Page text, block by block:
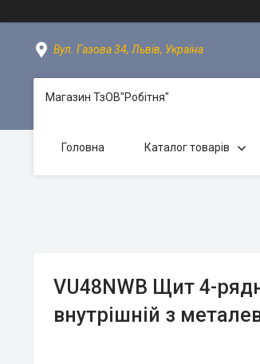
Вул. Газова 34, Львів, Україна
Магазин ТзОВ"Робітня"
Головна Каталог товарів
VU48NWB Щит 4-
внутрішній з